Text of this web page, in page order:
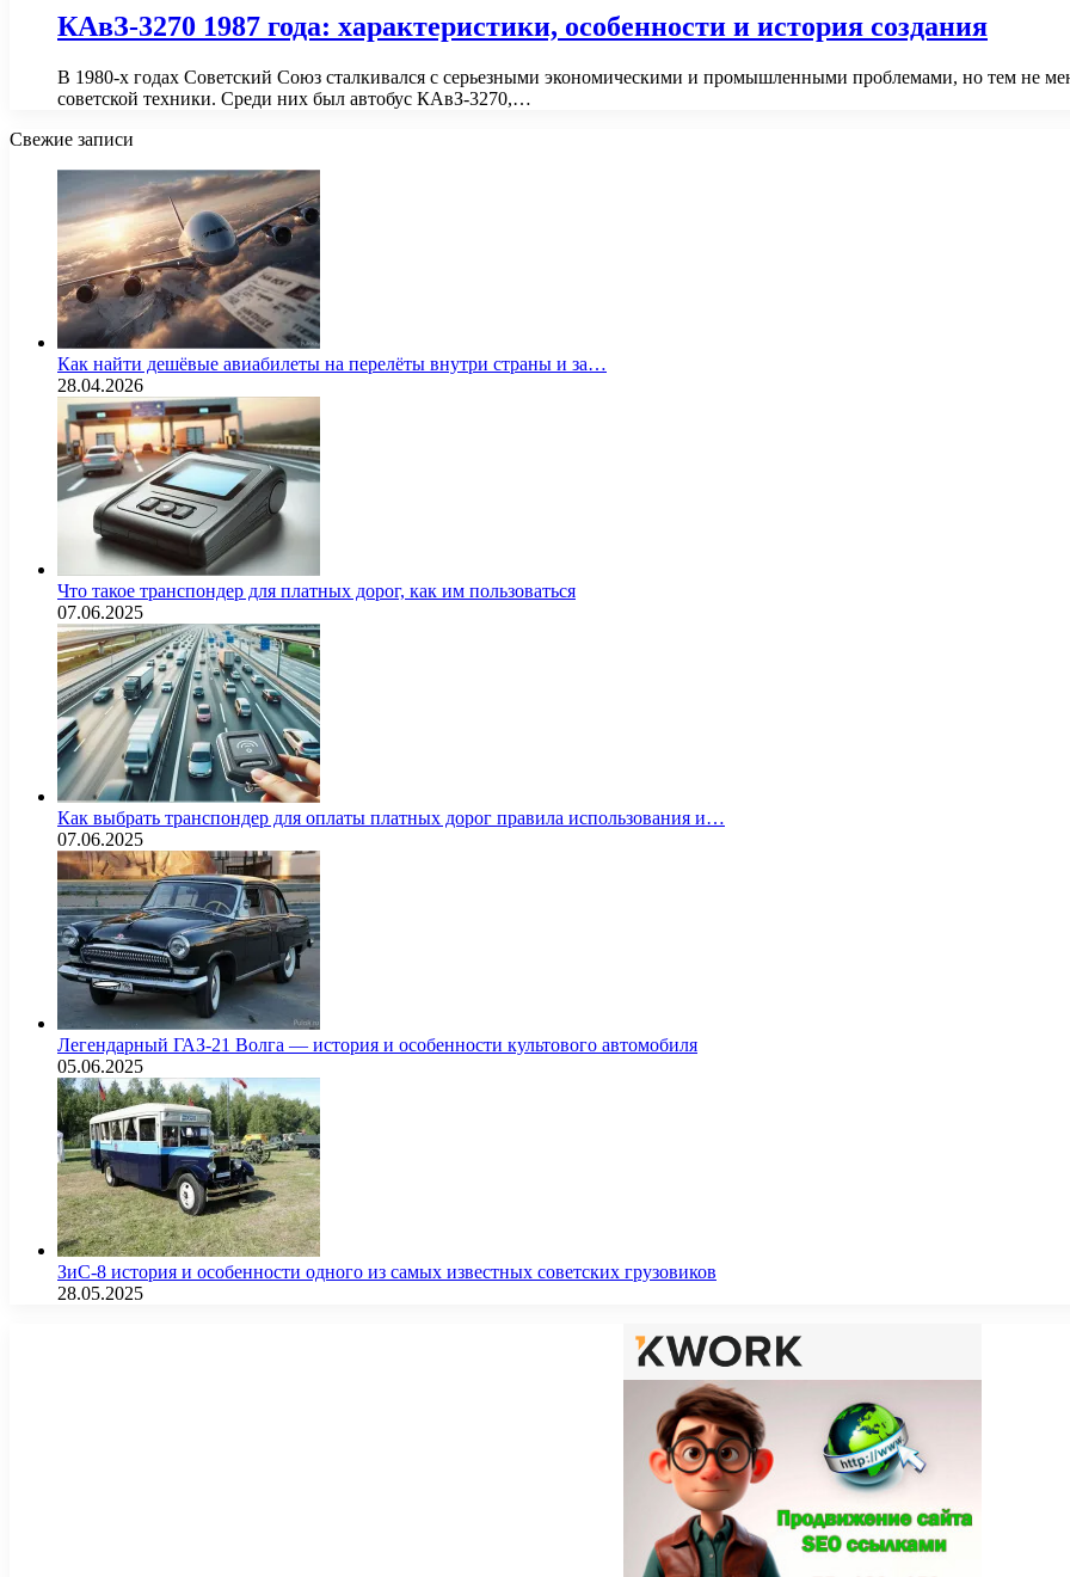
КАвЗ-3270 1987 года: характеристики, особенности и история создания
В 1980-х годах Советский Союз сталкивался с серьезными экономическими и промышленными проблемами, но тем не
советской техники. Среди них был автобус КАвЗ-3270,…
Свежие записи
Как найти дешёвые авиабилеты на перелёты внутри страны и за…
28.04.2026
Что такое транспондер для платных дорог, как им пользоваться
07.06.2025
Как выбрать транспондер для оплаты платных дорог правила использования и…
07.06.2025
Легендарный ГАЗ-21 Волга — история и особенности культового автомобиля
05.06.2025
ЗиС-8 история и особенности одного из самых известных советских грузовиков
28.05.2025